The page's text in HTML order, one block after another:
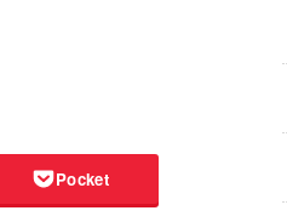
Pocket